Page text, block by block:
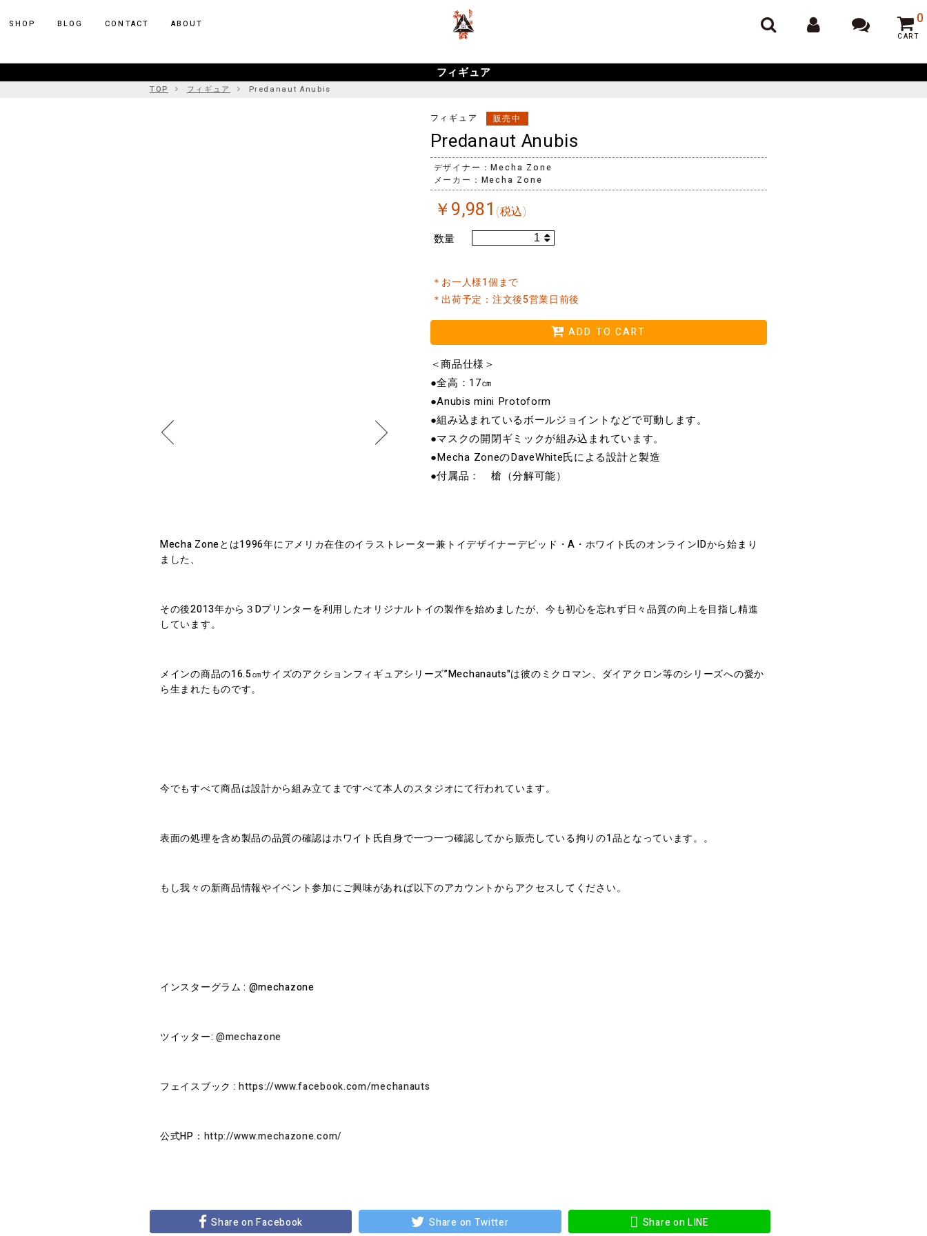
ポーカー
SHOP BLOG CONTACT ABOUT
CART
0
フィギュア
TOP フィギュア Predanaut Anubis
フィギュア 販売中
Predanaut Anubis
デザイナー：Mecha Zone
メーカー：Mecha Zone
￥9,981 (税込)
数量
＊お一人様1個まで
＊出荷予定：注文後5営業日前後
ADD TO CART
＜商品仕様＞
●全高：17㎝
●Anubis mini Protoform
●組み込まれているボールジョイントなどで可動します。
●マスクの開閉ギミックが組み込まれています。
●Mecha ZoneのDaveWhite氏による設計と製造
●付属品： 槍（分解可能）
Mecha Zoneとは1996年にアメリカ在住のイラストレーター兼トイデザイナーデビッド・A・ホワイト氏のオンラインIDから始まり
ました、
その後2013年から３Dプリンターを利用したオリジナルトイの製作を始めましたが、今も初心を忘れず日々品質の向上を目指し精進
しています。
メインの商品の16.5㎝サイズのアクションフィギュアシリーズ”Mechanauts"は彼のミクロマン、ダイアクロン等のシリーズへの愛か
ら生まれたものです。
今でもすべて商品は設計から組み立てまですべて本人のスタジオにて行われています。
表面の処理を含め製品の品質の確認はホワイト氏自身で一つ一つ確認してから販売している拘りの1品となっています。。
もし我々の新商品情報やイベント参加にご興味があれば以下のアカウントからアクセスしてください。
インスターグラム : @mechazone
ツイッター: @mechazone
フェイスブック : https://www.facebook.com/mechanauts
公式HP： http://www.mechazone.com/
Share on Facebook Share on Twitter Share on LINE